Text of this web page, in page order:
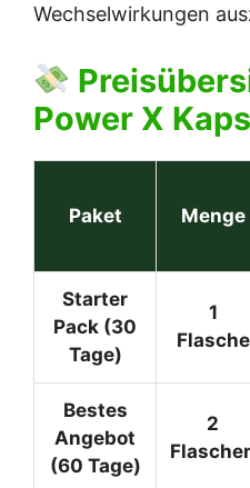
Wechselwirkungen
Power X
Paket Menge
Starter
Pack (30
Tage)
1
Flasche
Bestes
Angebot
(60 Tage)
2